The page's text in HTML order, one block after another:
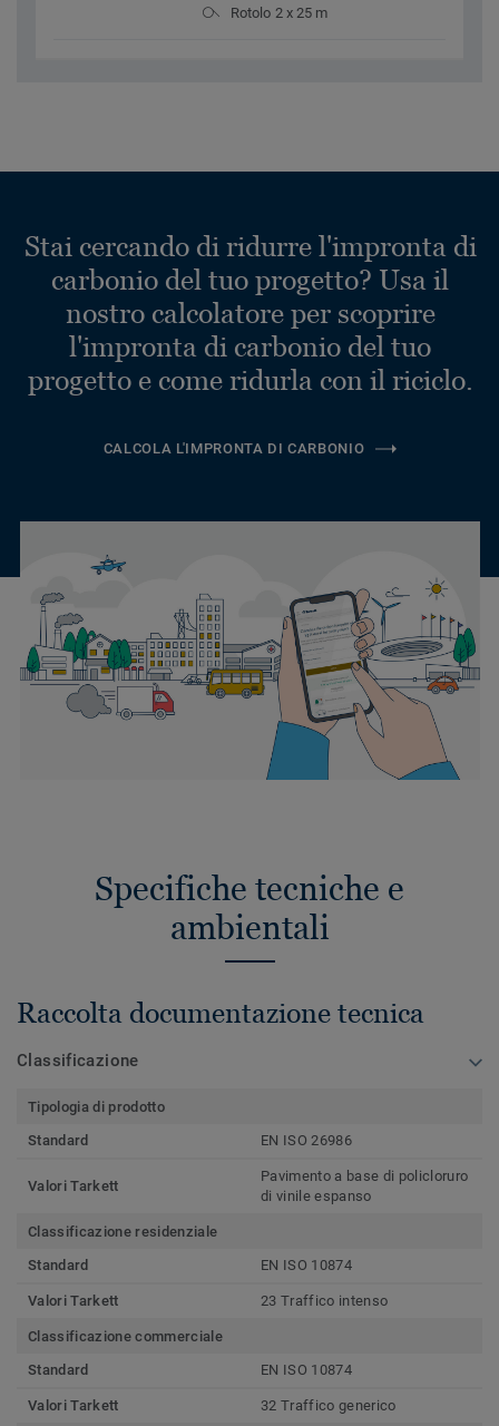
Rotolo 2 x 25 m
Stai cercando di ridurre l'impronta di
carbonio del tuo progetto? Usa il
nostro calcolatore per scoprire
l'impronta di carbonio del tuo
progetto e come ridurla con il riciclo.
CALCOLA L'IMPRONTA DI CARBONIO
Specifiche tecniche e
ambientali
Raccolta documentazione tecnica
Classificazione
Tipologia di prodotto
Standard
EN ISO 26986
Valori Tarkett
Pavimento a base di policloruro
di vinile espanso
Classificazione residenziale
Standard
EN ISO 10874
Valori Tarkett 23 Traffico intenso
Classificazione commerciale
Standard
EN ISO 10874
Valori Tarkett 32 Traffico generico